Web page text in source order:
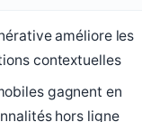
améliore les
contextuelles
gagnent en
hors ligne